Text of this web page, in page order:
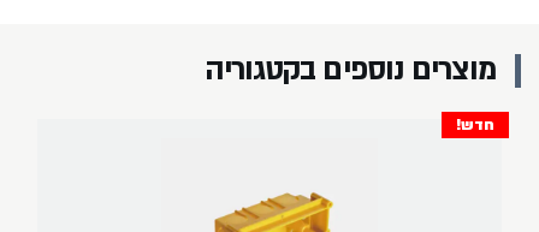
מוצרים נוספים בקטגוריה
חדש!